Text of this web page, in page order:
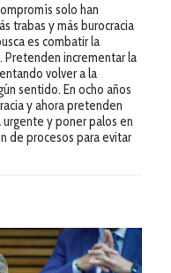
solo han
trabas y más burocracia
es combatir la
Pretenden incrementar la
volver a la
sentido. En ocho años
y ahora pretenden
y poner palos en
de procesos para evitar